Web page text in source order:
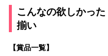
こんなの欲しかっ
揃い
【賞品一覧】